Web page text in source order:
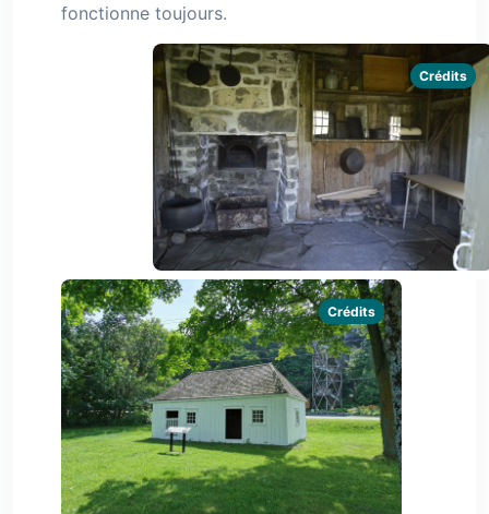
fonctionne toujours.
Crédits
Crédits